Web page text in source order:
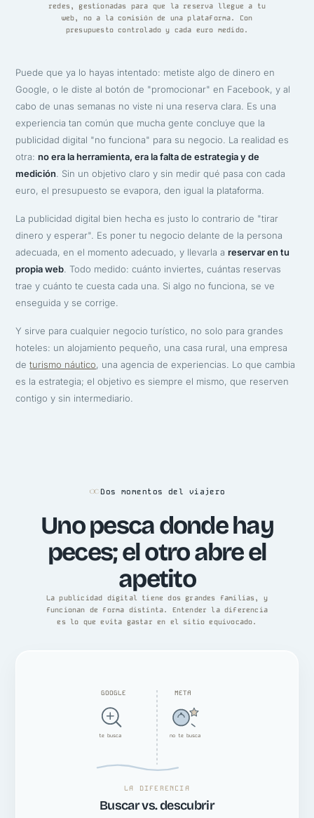
redes, gestionadas para que la reserva llegue a tu
web, no a la comisión de una plataforma. Con
presupuesto controlado y cada euro medido.
Puede que ya lo hayas intentado: metiste algo de dinero en
Google, o le diste al botón de "promocionar" en Facebook, y al
cabo de unas semanas no viste ni una reserva clara. Es una
experiencia tan común que mucha gente concluye que la
publicidad digital "no funciona" para su negocio. La realidad es
otra:no era la herramienta, era la falta de estrategia y de
medición . Sin un objetivo claro y sin medir qué pasa con cada
euro, el presupuesto se evapora, den igual la plataforma.
La publicidad digital bien hecha es justo lo contrario de "tirar
dinero y esperar". Es poner tu negocio delante de la persona
adecuada, en el momento adecuado, y llevarla areservar en tu
propia web . Todo medido: cuánto inviertes, cuántas reservas
trae y cuánto te cuesta cada una. Si algo no funciona, se ve
enseguida y se corrige.
Y sirve para cualquier negocio turístico, no solo para grandes
hoteles: un alojamiento pequeño, una casa rural, una empresa
deturismo náutico, una agencia de experiencias. Lo que cambia
es la estrategia; el objetivo es siempre el mismo, que reserven
contigo y sin intermediario.
Dos momentos del viajero
Uno pesca donde hay
peces; el otro abre el
apetito
La publicidad digital tiene dos grandes familias, y
funcionan de forma distinta. Entender la diferencia
es lo que evita gastar en el sitio equivocado.
GOOGLE
te busca
META
no te busca
LA DIFERENCIA
Buscar vs. descubrir